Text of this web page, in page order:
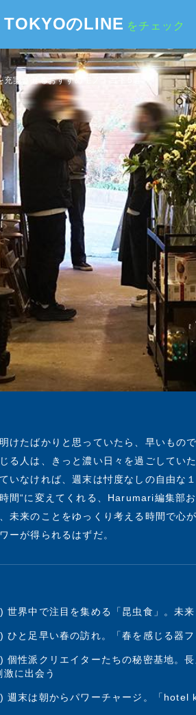
のLINE をチェック
実させるおすすめモノ・ゴト5選
けたばかりと思っていたら、早いもの
る人は、きっと濃い日々を過ごしてい
いなければ、週末は忖度なしの自由な
間“に変えてくれる、Harumari編集部
未来のことをゆっくり考える時間で心
ーが得られるはずだ。
世界中で注目を集める「昆虫食」。未
ひと足早い春の訪れ。「春を感じる器
個性派クリエイターたちの秘密基地。
激に出会う
週末は朝からパワーチャージ。「hotel